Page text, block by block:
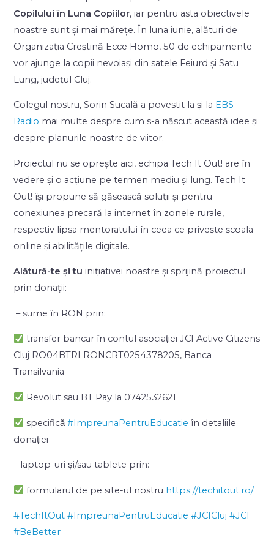
Copilului în Luna Copiilor, iar pentru asta obiectivele
noastre sunt și mai mărețe. În luna iunie, alături de
Organizația Creștină Ecce Homo, 50 de echipamente
vor ajunge la copii nevoiași din satele Feiurd și Satu
Lung, județul Cluj.
Colegul nostru, Sorin Sucală a povestit la și la EBS
Radio mai multe despre cum s-a născut această idee și
despre planurile noastre de viitor.
Proiectul nu se oprește aici, echipa Tech It Out! are în
vedere și o acțiune pe termen mediu și lung. Tech It
Out! își propune să găsească soluții și pentru
conexiunea precară la internet în zonele rurale,
respectiv lipsa mentoratului în ceea ce privește școala
online și abilitățile digitale.
Alătură-te și tu inițiativei noastre și sprijină proiectul
prin donații:
– sume în RON prin:
transfer bancar în contul asociației JCI Active Citizens
Cluj RO04BTRLRONCRT0254378205, Banca
Transilvania
Revolut sau BT Pay la ‪0742532621
specifică#ImpreunaPentruEducatie în detaliile
donației
– laptop-uri și/sau tablete prin:
formularul de pe site-ul nostru https://techitout.ro/
#TechItOut #ImpreunaPentruEducatie #JCICluj #JCI
#BeBetter